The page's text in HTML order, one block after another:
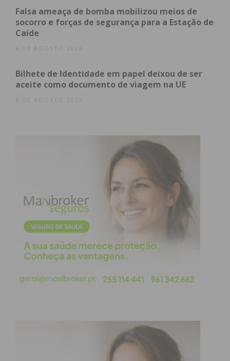
Eu li e concordo com ostermos e
Falsa ameaça de bomba mobilizou meios de
socorro e forças de segurança para a Estação de
Caíde
6 DE AGOSTO 2026
Bilhete de Identidade em papel deixou de ser
aceite como documento de viagem na UE
6 DE AGOSTO 2026